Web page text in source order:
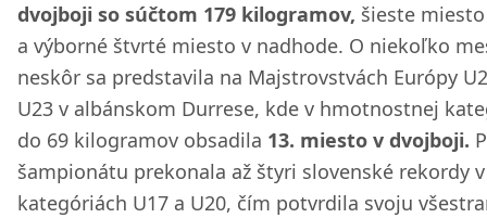
dvojboji so súčtom 179 kilogramov, šieste
a výborné štvrté miesto v nadhode. O niekoľko
neskôr sa predstavila na Majstrovstvách Európy
U23 v albánskom Durrese, kde v hmotnostnej
do 69 kilogramov obsadila 13. miesto v dvojboji.
šampionátu prekonala až štyri slovenské rekordy v
kategóriách U17 a U20, čím potvrdila svoju